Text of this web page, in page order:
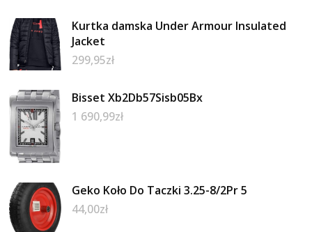
Kurtka damska Under Armour Insulated
Jacket
299,95zł
Bisset Xb2Db57Sisb05Bx
1 690,99zł
Geko Koło Do Taczki 3.25-8/2Pr 5
44,00zł